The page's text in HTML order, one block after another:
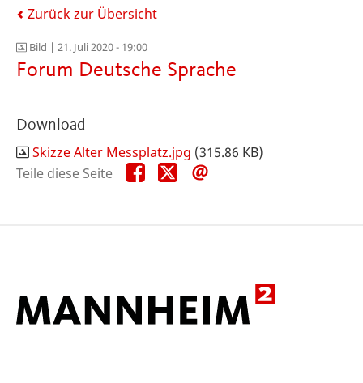
Zurück zur Übersicht
Bild | 21. Juli 2020 - 19:00
Forum Deutsche Sprache
Download
Skizze Alter Messplatz.jpg (315.86 KB)
Teile diese Seite
Teile
diese
Teile
diese